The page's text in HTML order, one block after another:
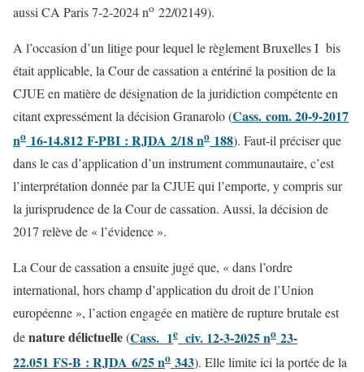
aussi CA Paris 7-2-2024 no 22/02149).
A l’occasion d’un litige pour lequel le règlement Bruxelles I bis
était applicable, la Cour de cassation a entériné la position de la
CJUE en matière de désignation de la juridiction compétente en
citant expressément la décision Granarolo (Cass. com. 20-9-2017
no 16-14.812 F-PBI : RJDA 2/18 no 188). Faut-il préciser que
dans le cas d’application d’un instrument communautaire, c’est
l’interprétation donnée par la CJUE qui l’emporte, y compris sur
la jurisprudence de la Cour de cassation. Aussi, la décision de
2017 relève de « l’évidence ».
La Cour de cassation a ensuite jugé que, « dans l’ordre
international, hors champ d’application du droit de l’Union
européenne », l’action engagée en matière de rupture brutale est
denature délictuelle(Cass. 1e civ. 12-3-2025 no 23-
22.051 FS-B : RJDA 6/25 no 343). Elle limite ici la portée de la